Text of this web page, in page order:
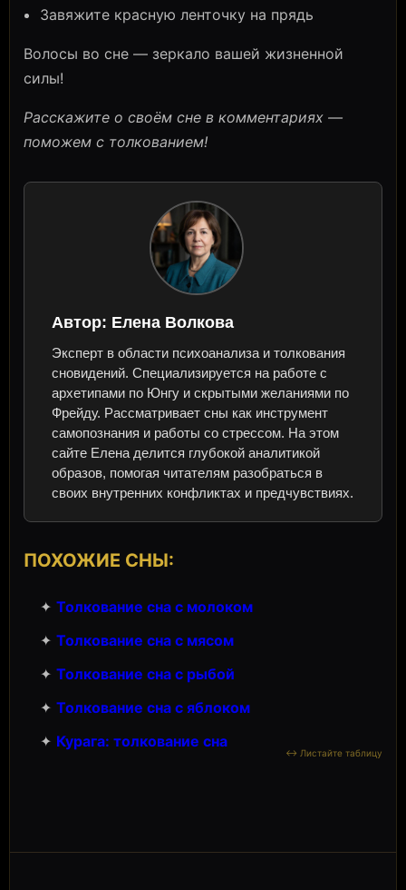
Завяжите красную ленточку на прядь
Волосы во сне — зеркало вашей жизненной
силы!
Расскажите о своём сне в комментариях —
поможем с толкованием!
Автор: Елена Волкова
Эксперт в области психоанализа и толкования
сновидений. Специализируется на работе с
архетипами по Юнгу и скрытыми желаниями по
Фрейду. Рассматривает сны как инструмент
самопознания и работы со стрессом. На этом
сайте Елена делится глубокой аналитикой
образов, помогая читателям разобраться в
своих внутренних конфликтах и предчувствиях.
ПОХОЖИЕ СНЫ:
✦ Толкование сна с молоком
✦ Толкование сна с мясом
✦ Толкование сна с рыбой
✦ Толкование сна с яблоком
✦ Курага: толкование сна